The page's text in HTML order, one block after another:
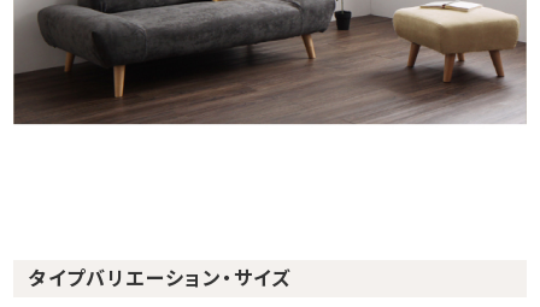
タイプバリエーション・サイズ